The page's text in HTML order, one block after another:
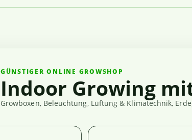
GÜNSTIGER ONLINE GROWSHOP
Indoor Growing
Growboxen, Beleuchtung, Lüftung & Klimatechnik,